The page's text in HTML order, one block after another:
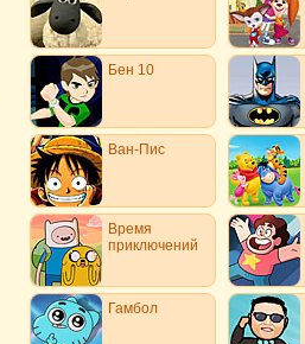
Бен 10
Ван-Пис
Время
приключений
Гамбол